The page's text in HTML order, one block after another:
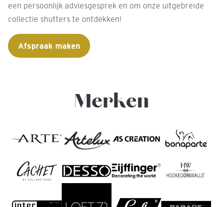
een persoonlijk adviesgesprek en om onze uitgebreide
collectie shutters te ontdekken!
Afspraak maken
Merken